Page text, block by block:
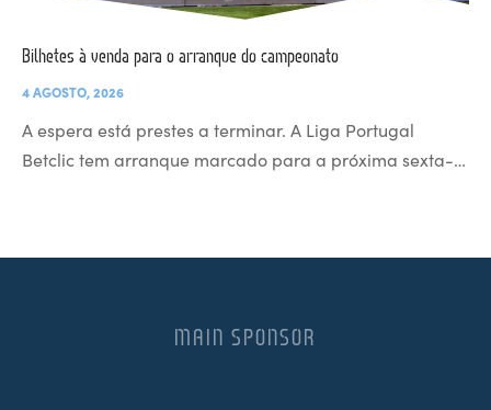
Bilhetes à venda para o arranque do campeonato
4 AGOSTO, 2026
A espera está prestes a terminar. A Liga Portugal
Betclic tem arranque marcado para a próxima sexta-…
MAIN SPONSOR